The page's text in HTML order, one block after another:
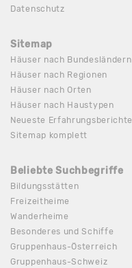
Datenschutz
Sitemap
Häuser nach Bundesländern
Häuser nach Regionen
Häuser nach Orten
Häuser nach Haustypen
Neueste Erfahrungsberichte
Sitemap komplett
Beliebte Suchbegriffe
Bildungsstätten
Freizeitheime
Wanderheime
Besonderes und Schiffe
Gruppenhaus-Österreich
Gruppenhaus-Schweiz